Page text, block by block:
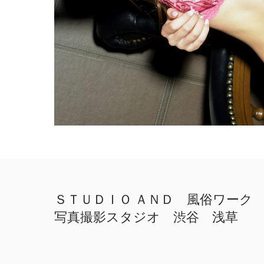
ＳＴＵＤＩＯ ＡＮＤ 風俗ワーク
写真撮影スタジオ 渋谷 浅草